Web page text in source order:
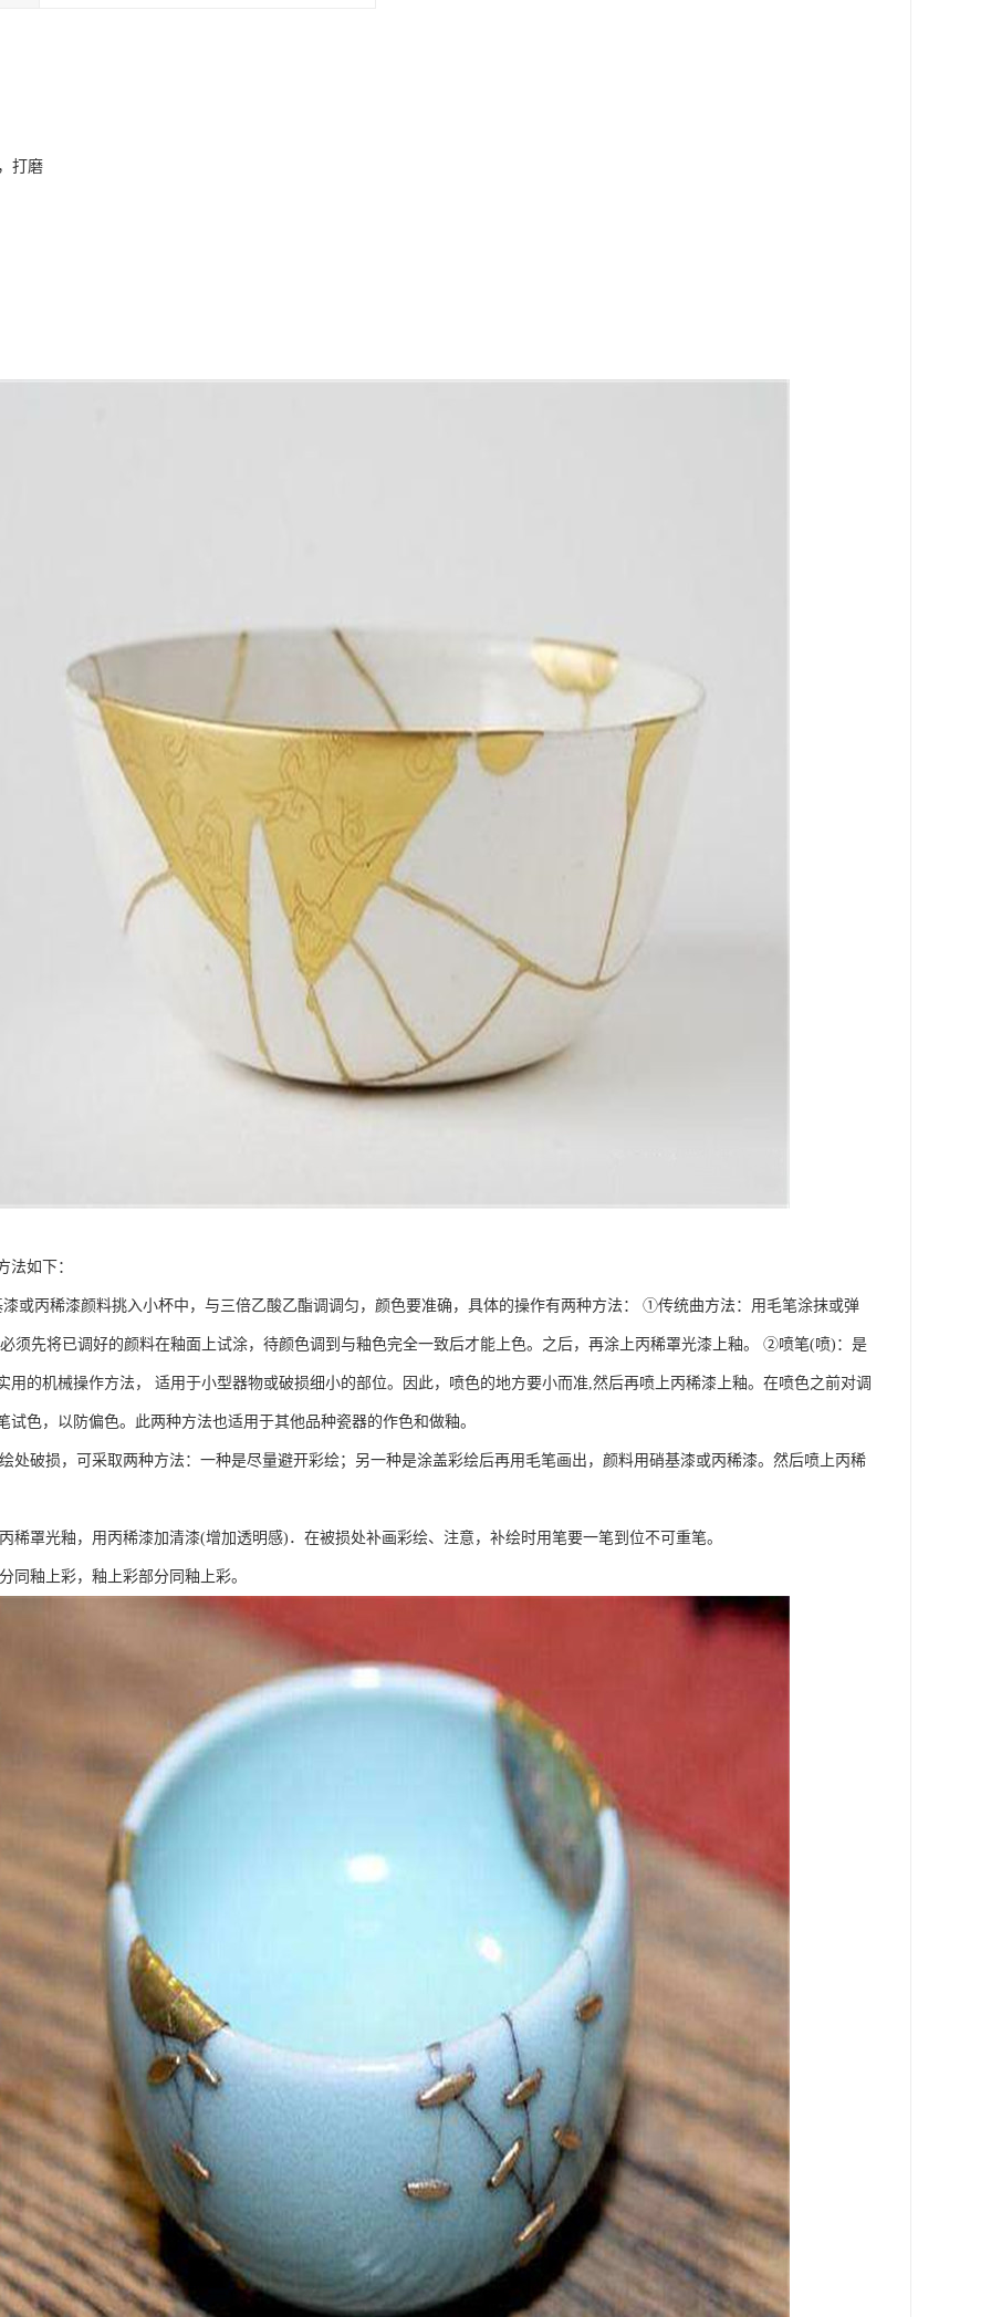
打磨
法如下：
或丙稀漆颜料挑入小杯中，与三倍乙酸乙酯调调匀，颜色要准确，具体的操作有两种方法： ①传统曲方法：用毛笔涂抹或弹
须先将已调好的颜料在釉面上试涂，待颜色调到与釉色完全一致后才能上色。之后，再涂上丙稀罩光漆上釉。 ②喷笔(喷)：是
用的机械操作方法， 适用于小型器物或破损细小的部位。因此，喷色的地方要小而准,然后再喷上丙稀漆上釉。在喷色之前对调
试色，以防偏色。此两种方法也适用于其他品种瓷器的作色和做釉。
处破损，可采取两种方法：一种是尽量避开彩绘；另一种是涂盖彩绘后再用毛笔画出，颜料用硝基漆或丙稀漆。然后喷上丙稀
稀罩光釉，用丙稀漆加清漆(增加透明感)．在被损处补画彩绘、注意，补绘时用笔要一笔到位不可重笔。
同釉上彩，釉上彩部分同釉上彩。